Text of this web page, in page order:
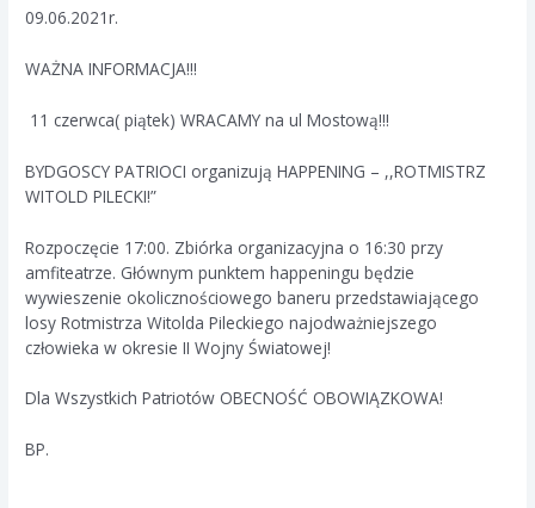
09.06.2021r.
WAŻNA INFORMACJA!!!
11 czerwca( piątek) WRACAMY na ul Mostową!!!
BYDGOSCY PATRIOCI organizują HAPPENING – ,,ROTMISTRZ
WITOLD PILECKI!”
Rozpoczęcie 17:00. Zbiórka organizacyjna o 16:30 przy
amfiteatrze. Głównym punktem happeningu będzie
wywieszenie okolicznościowego baneru przedstawiającego
losy Rotmistrza Witolda Pileckiego najodważniejszego
człowieka w okresie II Wojny Światowej!
Dla Wszystkich Patriotów OBECNOŚĆ OBOWIĄZKOWA!
BP.